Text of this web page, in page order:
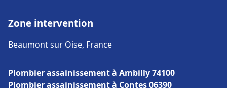
Zone intervention
Beaumont sur Oise, France
Plombier assainissement à Ambilly 74100
Plombier assainissement à Contes 06390